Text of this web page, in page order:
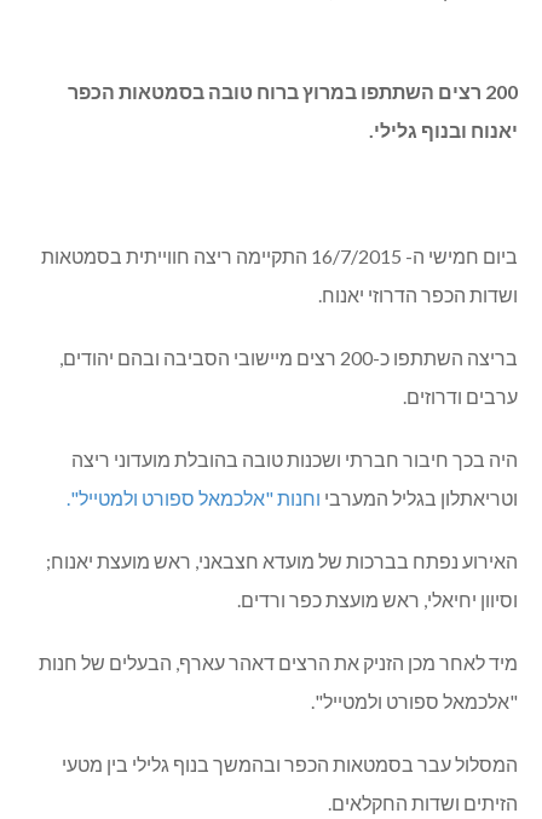
200 רצים השתתפו במרוץ ברוח טובה בסמטאות הכפר
יאנוח ובנוף גלילי.
ביום חמישי ה- 16/7/2015 התקיימה ריצה חווייתית בסמטאות
ושדות הכפר הדרוזי יאנוח.
בריצה השתתפו כ-200 רצים מיישובי הסביבה ובהם יהודים,
ערבים ודרוזים.
היה בכך חיבור חברתי ושכנות טובה בהובלת מועדוני ריצה
וטריאתלון בגליל המערבי וחנות "אלכמאל ספורט ולמטייל".
האירוע נפתח בברכות של מועדא חצבאני, ראש מועצת יאנוח;
וסיוון יחיאלי, ראש מועצת כפר ורדים.
מיד לאחר מכן הזניק את הרצים דאהר עארף, הבעלים של חנות
"אלכמאל ספורט ולמטייל".
המסלול עבר בסמטאות הכפר ובהמשך בנוף גלילי בין מטעי
הזיתים ושדות החקלאים.